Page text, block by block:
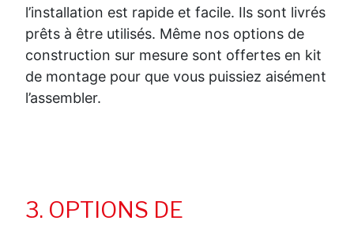
l’installation est rapide et facile. Ils sont livrés
prêts à être utilisés. Même nos options de
construction sur mesure sont offertes en kit
de montage pour que vous puissiez aisément
l’assembler.
3. OPTIONS DE